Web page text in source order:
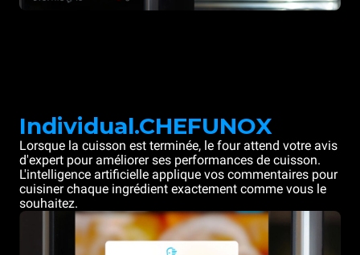
Individual.CHEFUNOX
Lorsque la cuisson est terminée, le four attend votre avis
d'expert pour améliorer ses performances de cuisson.
L'intelligence artificielle applique vos commentaires pour
cuisiner chaque ingrédient exactement comme vous le
souhaitez.